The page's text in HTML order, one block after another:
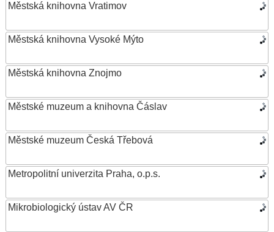
Městská knihovna Vratimov
Městská knihovna Vysoké Mýto
Městská knihovna Znojmo
Městské muzeum a knihovna Čáslav
Městské muzeum Česká Třebová
Metropolitní univerzita Praha, o.p.s.
Mikrobiologický ústav AV ČR